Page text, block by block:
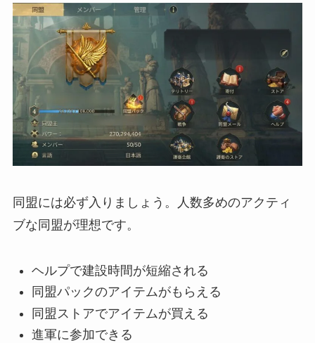
同盟には必ず入りましょう。人数多めのアクティ
ブな同盟が理想です。
ヘルプで建設時間が短縮される
同盟パックのアイテムがもらえる
同盟ストアでアイテムが買える
進軍に参加できる